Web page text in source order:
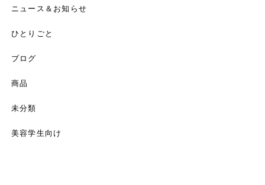
ニュース＆お知らせ
ひとりごと
ブログ
商品
未分類
美容学生向け